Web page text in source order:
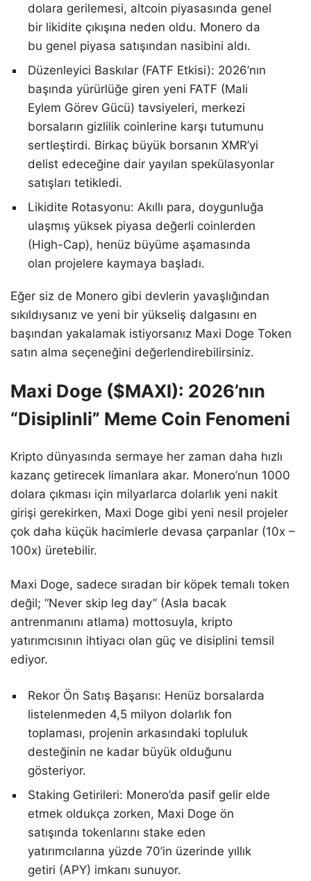
dolara gerilemesi, altcoin piyasasında genel
bir likidite çıkışına neden oldu. Monero da
bu genel piyasa satışından nasibini aldı.
Düzenleyici Baskılar (FATF Etkisi): 2026’nın
başında yürürlüğe giren yeni FATF (Mali
Eylem Görev Gücü) tavsiyeleri, merkezi
borsaların gizlilik coinlerine karşı tutumunu
sertleştirdi. Birkaç büyük borsanın XMR’yi
delist edeceğine dair yayılan spekülasyonlar
satışları tetikledi.
Likidite Rotasyonu: Akıllı para, doygunluğa
ulaşmış yüksek piyasa değerli coinlerden
(High-Cap), henüz büyüme aşamasında
olan projelere kaymaya başladı.
Eğer siz de Monero gibi devlerin yavaşlığından
sıkıldıysanız ve yeni bir yükseliş dalgasını en
başından yakalamak istiyorsanız Maxi Doge Token
satın alma seçeneğini değerlendirebilirsiniz.
Maxi Doge ($MAXI): 2026’nın
“Disiplinli” Meme Coin Fenomeni
Kripto dünyasında sermaye her zaman daha hızlı
kazanç getirecek limanlara akar. Monero’nun 1000
dolara çıkması için milyarlarca dolarlık yeni nakit
girişi gerekirken, Maxi Doge gibi yeni nesil projeler
çok daha küçük hacimlerle devasa çarpanlar (10x –
100x) üretebilir.
Maxi Doge, sadece sıradan bir köpek temalı token
değil; “Never skip leg day” (Asla bacak
antrenmanını atlama) mottosuyla, kripto
yatırımcısının ihtiyacı olan güç ve disiplini temsil
ediyor.
Rekor Ön Satış Başarısı: Henüz borsalarda
listelenmeden 4,5 milyon dolarlık fon
toplaması, projenin arkasındaki topluluk
desteğinin ne kadar büyük olduğunu
gösteriyor.
Staking Getirileri: Monero’da pasif gelir elde
etmek oldukça zorken, Maxi Doge ön
satışında tokenlarını stake eden
yatırımcılarına yüzde 70’in üzerinde yıllık
getiri (APY) imkanı sunuyor.